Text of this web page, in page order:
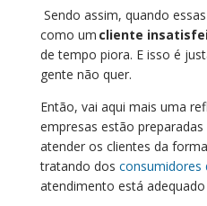
Sendo assim, quando
como um cliente
de tempo piora. Eisso é
gente não quer.
Então, vai aqui mais uma
empresas estão preparadas
atender os clientes da
tratando dos consumidores
atendimento está adequado